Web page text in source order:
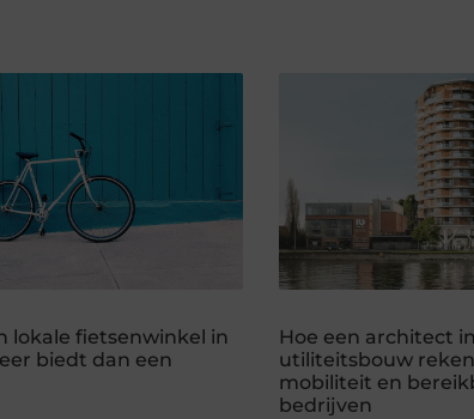
lokale fietsenwinkel in
biedt dan een
Hoe een architect
utiliteitsbouw
mobiliteit en
bedrijven